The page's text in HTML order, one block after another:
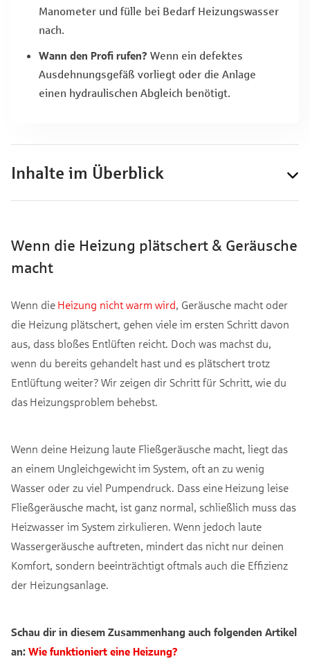
Manometer und fülle bei Bedarf Heizungswasser
nach.
Wann den Profi rufen? Wenn ein defektes
Ausdehnungsgefäß vorliegt oder die Anlage
einen hydraulischen Abgleich benötigt.
Inhalte im Überblick
Wenn die Heizung plätschert & Geräusche
macht
Wenn die Heizung nicht warm wird, Geräusche macht oder
die Heizung plätschert, gehen viele im ersten Schritt davon
aus, dass bloßes Entlüften reicht. Doch was machst du,
wenn du bereits gehandelt hast und es plätschert trotz
Entlüftung weiter? Wir zeigen dir Schritt für Schritt, wie du
das Heizungsproblem behebst.
Wenn deine Heizung laute Fließgeräusche macht, liegt das
an einem Ungleichgewicht im System, oft an zu wenig
Wasser oder zu viel Pumpendruck. Dass eine Heizung leise
Fließgeräusche macht, ist ganz normal, schließlich muss das
Heizwasser im System zirkulieren. Wenn jedoch laute
Wassergeräusche auftreten, mindert das nicht nur deinen
Komfort, sondern beeinträchtigt oftmals auch die Effizienz
der Heizungsanlage.
Schau dir in diesem Zusammenhang auch folgenden Artikel
an: Wie funktioniert eine Heizung?